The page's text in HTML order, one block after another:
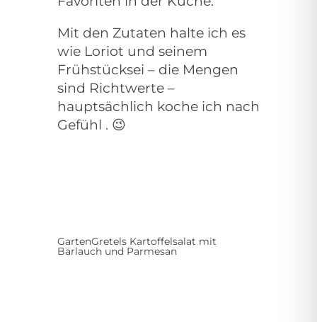
Mit den Zutaten halte ich es
wie Loriot und seinem
Frühstücksei – die Mengen
sind Richtwerte –
hauptsächlich koche ich nach
Gefühl . 😉
GartenGretels Kartoffelsalat mit
Bärlauch und Parmesan